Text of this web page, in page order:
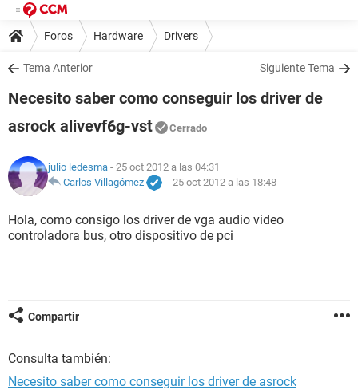
Foros Hardware Drivers
Tema Anterior Siguiente Tema
Necesito saber como conseguir los driver de
asrock alivevf6g-vst
Cerrado
julio ledesma - 25 oct 2012 a las 04:31
Carlos Villagómez
- 25 oct 2012 a las 18:48
Hola, como consigo los driver de vga audio video
controladora bus, otro dispositivo de pci
Compartir
Consulta también:
Necesito saber como conseguir los driver de asrock